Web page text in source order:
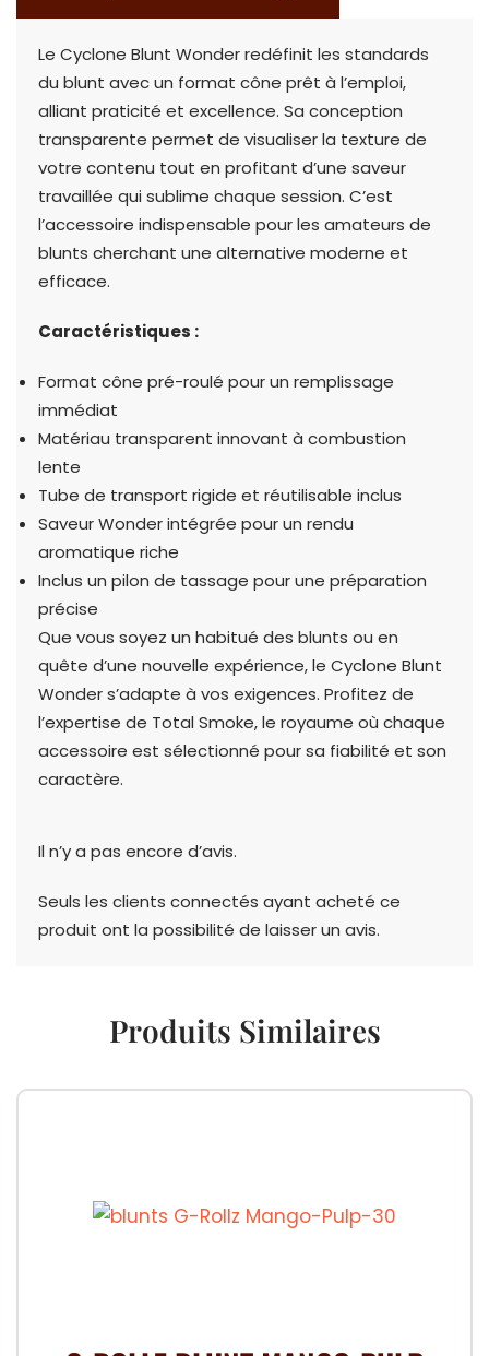
Le Cyclone Blunt Wonder redéfinit les standards
du blunt avec un format cône prêt à l’emploi,
alliant praticité et excellence. Sa conception
transparente permet de visualiser la texture de
votre contenu tout en profitant d’une saveur
travaillée qui sublime chaque session. C’est
l’accessoire indispensable pour les amateurs de
blunts cherchant une alternative moderne et
efficace.
Caractéristiques :
Format cône pré-roulé pour un remplissage
immédiat
Matériau transparent innovant à combustion
lente
Tube de transport rigide et réutilisable inclus
Saveur Wonder intégrée pour un rendu
aromatique riche
Inclus un pilon de tassage pour une préparation
précise
Que vous soyez un habitué des blunts ou en
quête d’une nouvelle expérience, le Cyclone Blunt
Wonder s’adapte à vos exigences. Profitez de
l’expertise de Total Smoke, le royaume où chaque
accessoire est sélectionné pour sa fiabilité et son
caractère.
Il n’y a pas encore d’avis.
Seuls les clients connectés ayant acheté ce
produit ont la possibilité de laisser un avis.
Produits Similaires